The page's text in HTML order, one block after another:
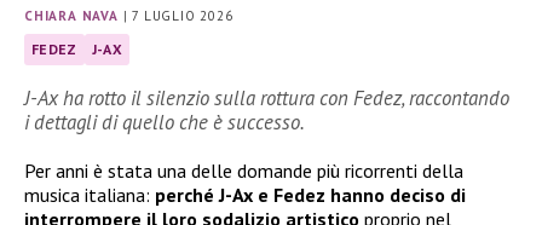
CHIARA NAVA |7 LUGLIO 2026
FEDEZ J-AX
J-Ax ha rotto il silenzio sulla rottura con Fedez, raccontando
i dettagli di quello che è successo.
Per anni è stata una delle domande più ricorrenti della
musica italiana: perché J-Ax e Fedez hanno deciso di
interrompere il loro sodalizio artistico proprio nel